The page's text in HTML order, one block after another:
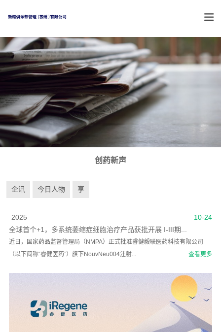
创药新声
企讯 今日人物 享
10-24
2025
全球首个+1，多系统萎缩症细胞治疗产品获批开展 I-III期...
近日，国家药品监督管理局（NMPA）正式批准睿健毅联医药科技有限公司
（以下简称“睿健医药”）旗下NouvNeu004注射...
查看更多